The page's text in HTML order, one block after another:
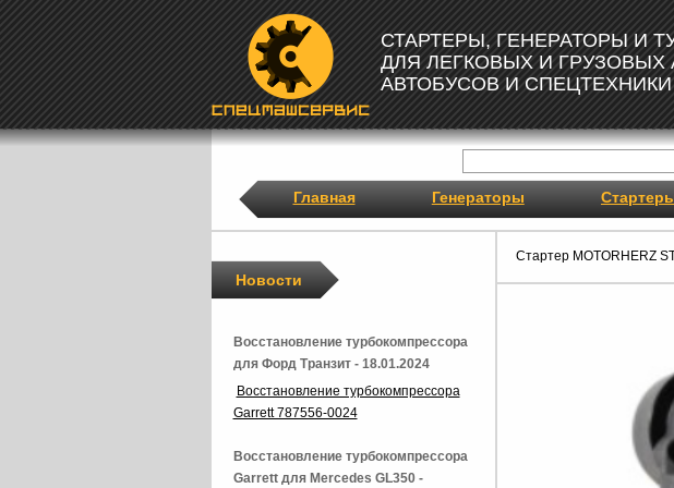
СТАРТЕРЫ, ГЕНЕРАТОРЫ И
ДЛЯ ЛЕГКОВЫХ И ГРУЗОВЫХ
АВТОБУСОВ И СПЕЦТЕХНИКИ
Главная Генераторы
Стартер MOTORHERZ
Новости
Восстановление турбокомпрессора
для Форд Транзит - 18.01.2024
Восстановление турбокомпрессора
Garrett 787556-0024
Восстановление турбокомпрессора
Garrett для Mercedes GL350 -